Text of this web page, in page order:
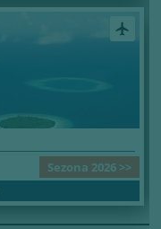
airplanemode_active
Sezona 2026 >>